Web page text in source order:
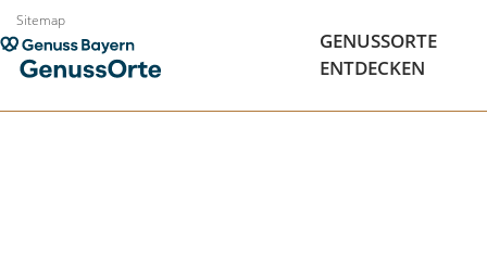
Zum
Inhalt
springen
Sitemap
GENUSSORTE
ENTDECKEN